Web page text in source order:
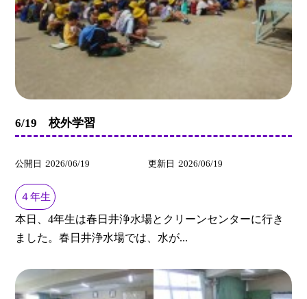
6/19 校外学習
公開日 2026/06/19 更新日 2026/06/19
４年生
本日、4年生は春日井浄水場とクリーンセンターに行き
ました。春日井浄水場では、水が...